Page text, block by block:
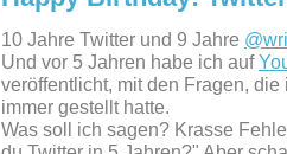
10 Jahre Twitter und 9 Jahre
Und vor 5 Jahren habe ich auf
veröffentlicht, mit den Fragen,
immer gestellt hatte.
Was soll ich sagen? Krasse